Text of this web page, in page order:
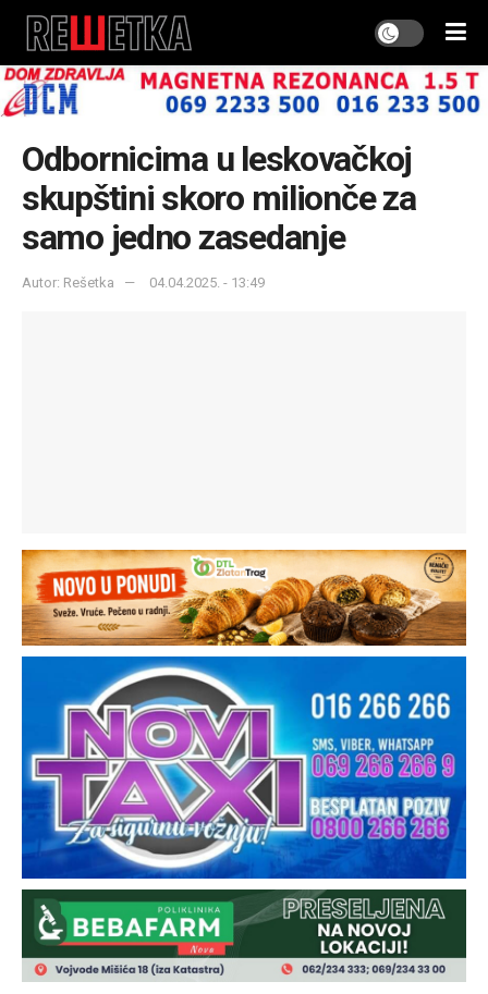
Odbornicima u leskovačkoj
skupštini skoro milionče za
samo jedno zasedanje
Autor: Rešetka 04.04.2025. - 13:49